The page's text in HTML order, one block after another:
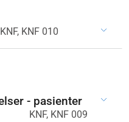
KNF, KNF 010
- pasienter
KNF, KNF 009